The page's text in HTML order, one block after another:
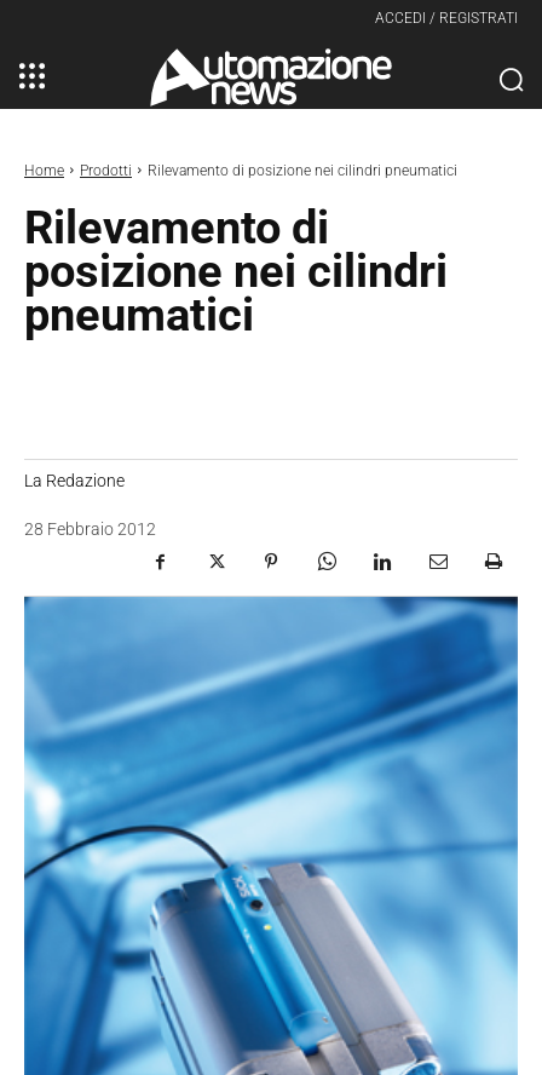
ACCEDI / REGISTRATI
Home Prodotti Rilevamento di posizione nei cilindri pneumatici
Rilevamento di
posizione nei cilindri
pneumatici
La Redazione
28 Febbraio 2012